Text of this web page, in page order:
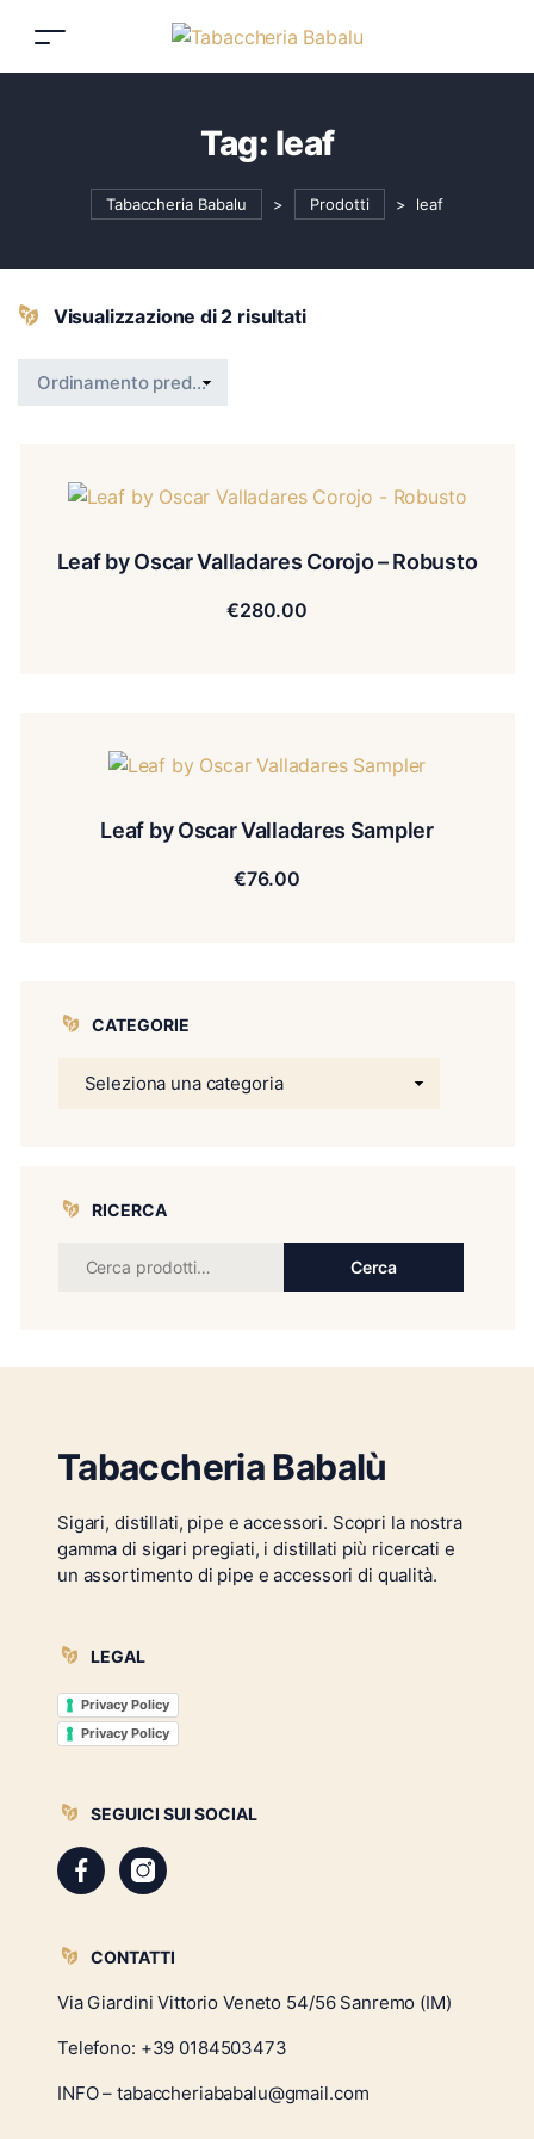
Tag: leaf
Tabaccheria Babalu > Prodotti > leaf
Visualizzazione di 2 risultati
Leaf by Oscar Valladares Corojo – Robusto
€280.00
Leaf by Oscar Valladares Sampler
€76.00
CATEGORIE
RICERCA
Cerca
Tabaccheria Babalù
Sigari, distillati, pipe e accessori. Scopri la nostra
gamma di sigari pregiati, i distillati più ricercati e
un assortimento di pipe e accessori di qualità.
LEGAL
Privacy Policy
Privacy Policy
SEGUICI SUI SOCIAL
CONTATTI
Via Giardini Vittorio Veneto 54/56 Sanremo (IM)
Telefono: +39 0184503473
INFO – tabaccheriababalu@gmail.com